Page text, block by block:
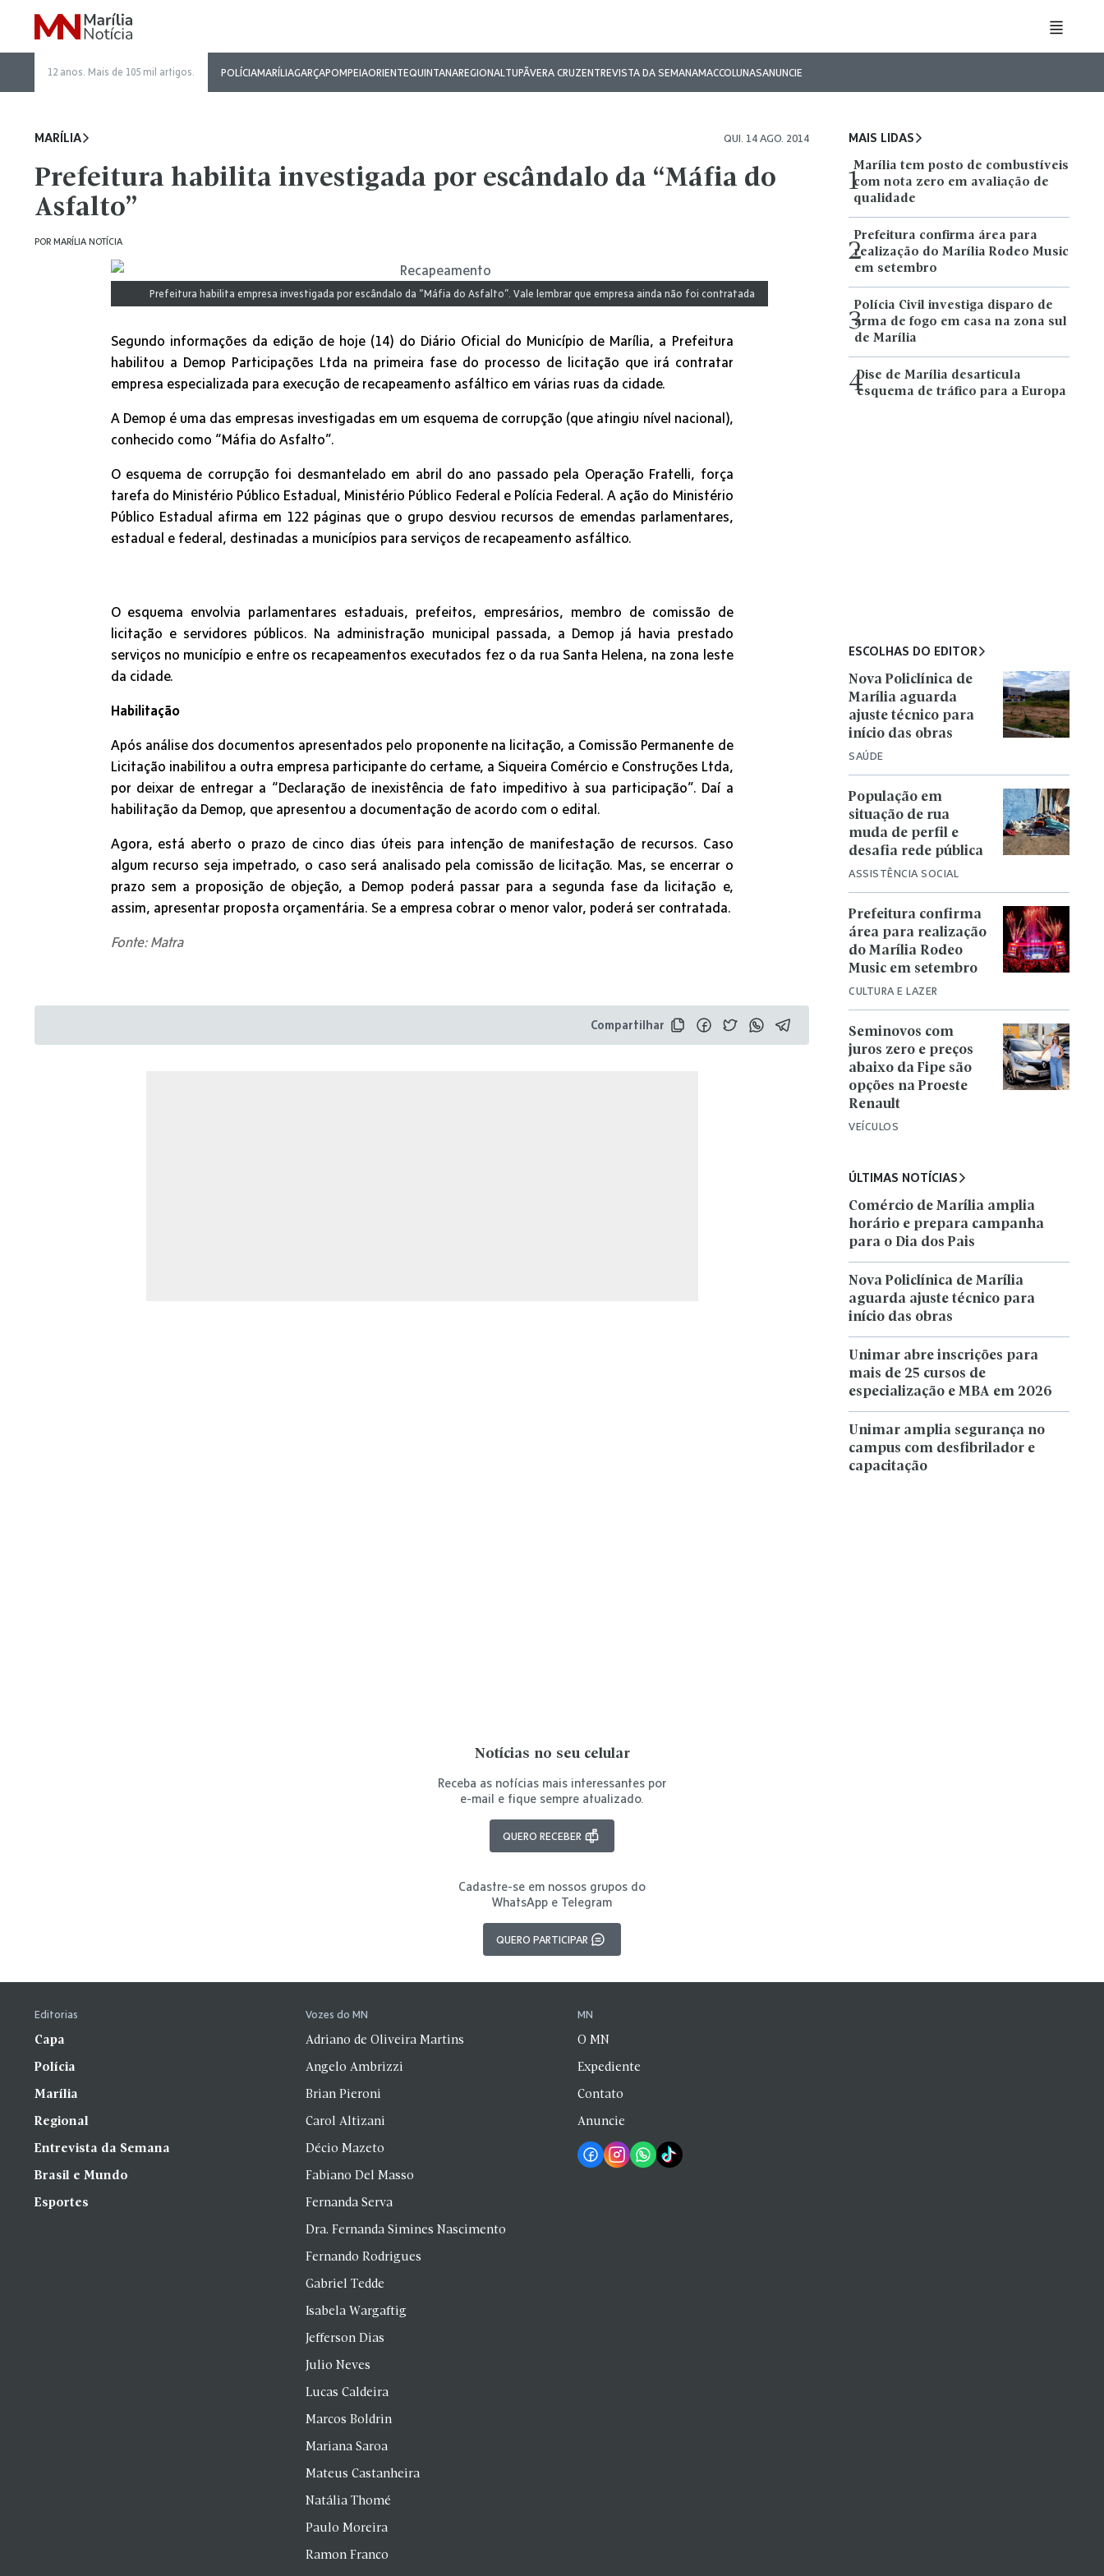
12 anos. Mais de 105 mil artigos. POLÍCIAMARÍLIAGARÇAPOMPEIAORIENTEQUINTANAREGIONALTUPÃVERA CRUZENTREVISTA DA SEMANAMACCOLUNASANUNCIE
MARÍLIA QUI. 14 AGO. 2014
Prefeitura habilita investigada por escândalo da “Máfia do
Asfalto”
POR MARÍLIA NOTÍCIA
Prefeitura habilita empresa investigada por escândalo da “Máfia do Asfalto”. Vale lembrar que empresa ainda não foi contratada
Segundo informações da edição de hoje (14) do Diário Oficial do Município de Marília, a Prefeitura
habilitou a Demop Participações Ltda na primeira fase do processo de licitação que irá contratar
empresa especializada para execução de recapeamento asfáltico em várias ruas da cidade.
A Demop é uma das empresas investigadas em um esquema de corrupção (que atingiu nível nacional),
conhecido como “Máfia do Asfalto”.
O esquema de corrupção foi desmantelado em abril do ano passado pela Operação Fratelli, força
tarefa do Ministério Público Estadual, Ministério Público Federal e Polícia Federal. A ação do Ministério
Público Estadual afirma em 122 páginas que o grupo desviou recursos de emendas parlamentares,
estadual e federal, destinadas a municípios para serviços de recapeamento asfáltico.
O esquema envolvia parlamentares estaduais, prefeitos, empresários, membro de comissão de
licitação e servidores públicos. Na administração municipal passada, a Demop já havia prestado
serviços no município e entre os recapeamentos executados fez o da rua Santa Helena, na zona leste
da cidade.
Habilitação
Após análise dos documentos apresentados pelo proponente na licitação, a Comissão Permanente de
Licitação inabilitou a outra empresa participante do certame, a Siqueira Comércio e Construções Ltda,
por deixar de entregar a “Declaração de inexistência de fato impeditivo à sua participação”. Daí a
habilitação da Demop, que apresentou a documentação de acordo com o edital.
Agora, está aberto o prazo de cinco dias úteis para intenção de manifestação de recursos. Caso
algum recurso seja impetrado, o caso será analisado pela comissão de licitação. Mas, se encerrar o
prazo sem a proposição de objeção, a Demop poderá passar para a segunda fase da licitação e,
assim, apresentar proposta orçamentária. Se a empresa cobrar o menor valor, poderá ser contratada.
Fonte: Matra
Compartilhar
MAIS LIDAS
1
Marília tem posto de combustíveis
com nota zero em avaliação de
qualidade
2
Prefeitura confirma área para
realização do Marília Rodeo Music
em setembro
3
Polícia Civil investiga disparo de
arma de fogo em casa na zona sul
de Marília
4Dise de Marília desarticula
esquema de tráfico para a Europa
ESCOLHAS DO EDITOR
SAÚDE
Nova Policlínica de
Marília aguarda
ajuste técnico para
início das obras
ASSISTÊNCIA SOCIAL
População em
situação de rua
muda de perfil e
desafia rede pública
CULTURA E LAZER
Prefeitura confirma
área para realização
do Marília Rodeo
Music em setembro
VEÍCULOS
Seminovos com
juros zero e preços
abaixo da Fipe são
opções na Proeste
Renault
ÚLTIMAS NOTÍCIAS
Comércio de Marília amplia
horário e prepara campanha
para o Dia dos Pais
Nova Policlínica de Marília
aguarda ajuste técnico para
início das obras
Unimar abre inscrições para
mais de 25 cursos de
especialização e MBA em 2026
Unimar amplia segurança no
campus com desfibrilador e
capacitação
Notícias no seu celular
Receba as notícias mais interessantes por
e-mail e fique sempre atualizado.
QUERO RECEBER
Cadastre-se em nossos grupos do
WhatsApp e Telegram
QUERO PARTICIPAR
Editorias
Capa
Polícia
Marília
Regional
Entrevista da Semana
Brasil e Mundo
Esportes
Vozes do MN
Adriano de Oliveira Martins
Angelo Ambrizzi
Brian Pieroni
Carol Altizani
Décio Mazeto
Fabiano Del Masso
Fernanda Serva
Dra. Fernanda Simines Nascimento
Fernando Rodrigues
Gabriel Tedde
Isabela Wargaftig
Jefferson Dias
Julio Neves
Lucas Caldeira
Marcos Boldrin
Mariana Saroa
Mateus Castanheira
Natália Thomé
Paulo Moreira
Ramon Franco
MN
O MN
Expediente
Contato
Anuncie